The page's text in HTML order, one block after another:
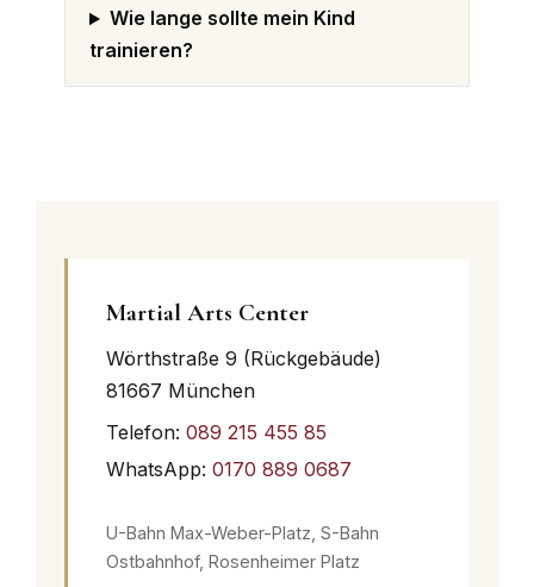
Wie lange sollte mein Kind
trainieren?
Martial Arts Center
Wörthstraße 9 (Rückgebäude)
81667 München
Telefon: 089 215 455 85
WhatsApp: 0170 889 0687
U-Bahn Max-Weber-Platz, S-Bahn
Ostbahnhof, Rosenheimer Platz